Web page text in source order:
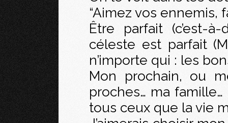
“Aimez vos ennemis,
Être parfait (c’est-
céleste est parfait
n’importe qui : les
Mon prochain, ou
proches… ma
tous ceux que la vie